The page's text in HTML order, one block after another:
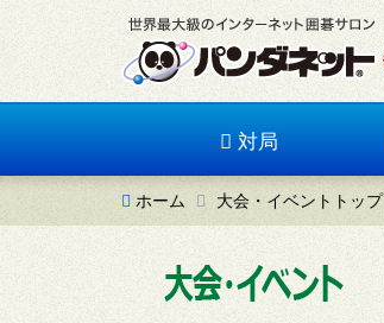
対局
ホーム 大会・イベントトップ